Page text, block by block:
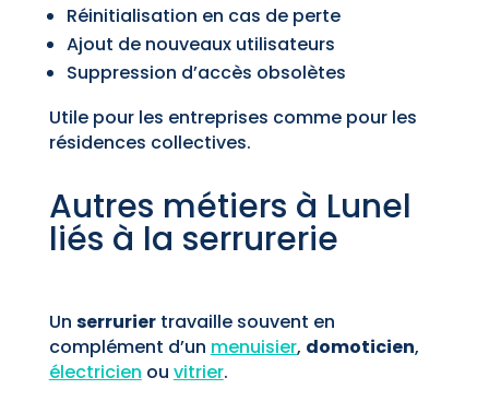
Réinitialisation en cas de perte
Ajout de nouveaux utilisateurs
Suppression d’accès obsolètes
Utile pour les entreprises comme pour les
résidences collectives.
Autres métiers à Lunel
liés à la serrurerie
Un serruriertravaille souvent en
complément d’un menuisier, domoticien,
électricien ou vitrier.